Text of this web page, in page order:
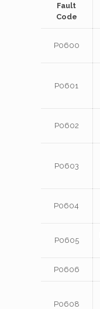
Fault
Code
P0600
P0601
P0602
P0603
P0604
P0605
P0606
P0608